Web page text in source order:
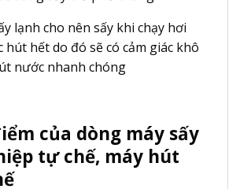
lạnh cho nên sấy khi chạy hơi
hút hết do đó sẽ có cảm giác khô
nước nhanh chóng
của dòng máy sấy
tự chế, máy hút